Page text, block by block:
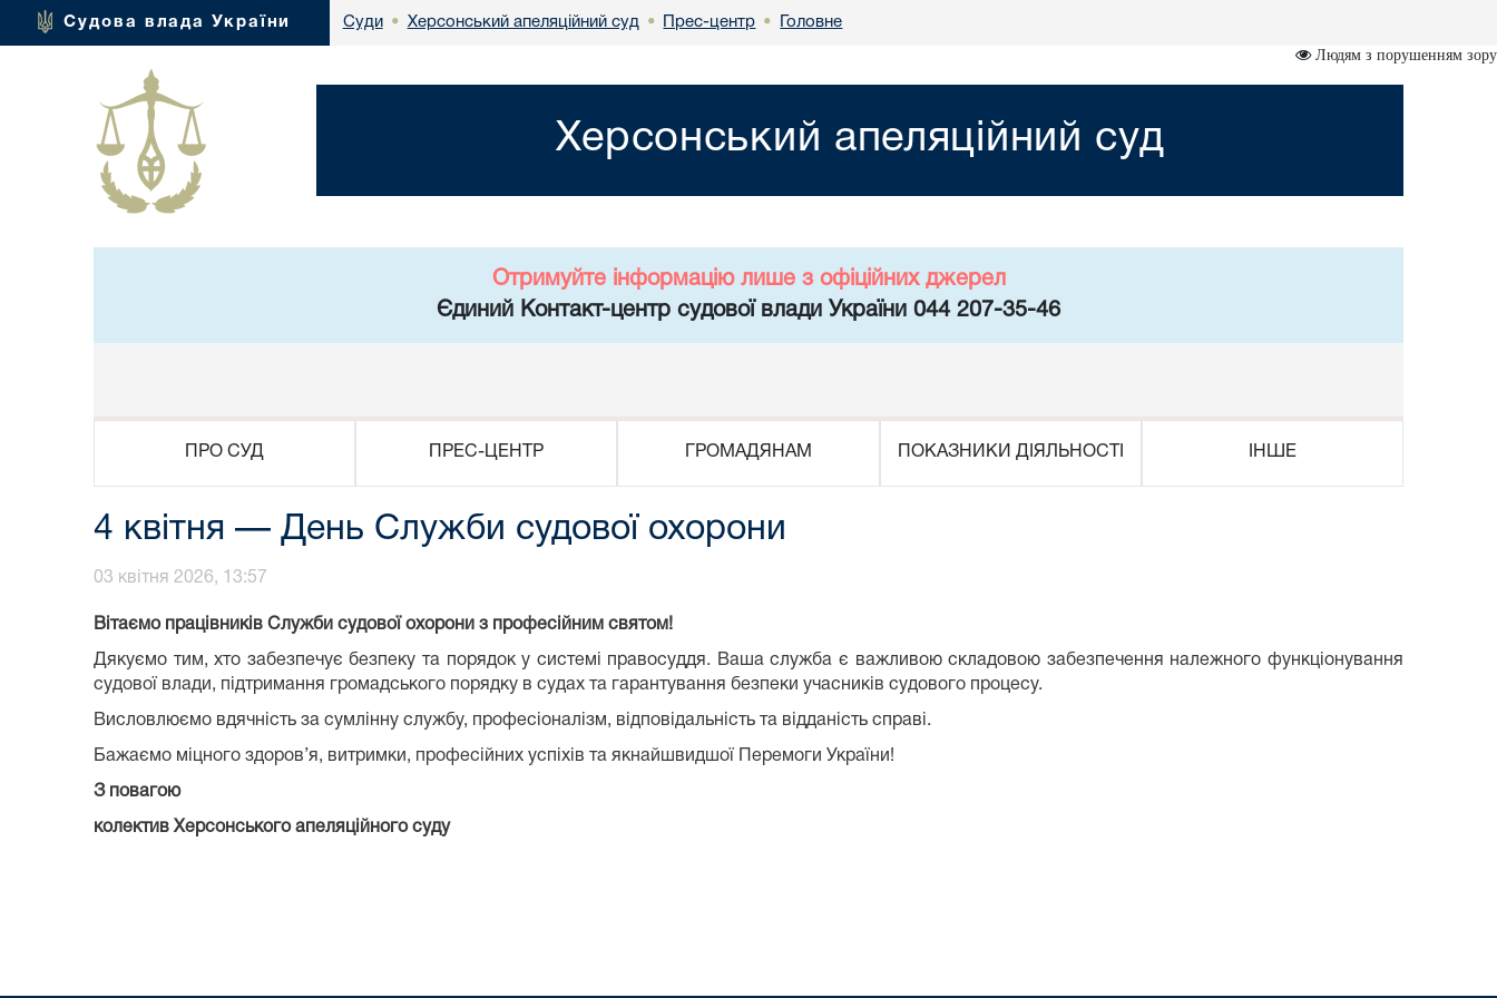
Судова влада України Суди • Херсонський апеляційний суд • Прес-центр • Головне
Людям з порушенням зору
Херсонський апеляційний суд
Отримуйте інформацію лише з офіційних джерел
Єдиний Контакт-центр судової влади України 044 207-35-46
ПРО СУД ПРЕС-ЦЕНТР ГРОМАДЯНАМ ПОКАЗНИКИ ДІЯЛЬНОСТІ ІНШЕ
4 квітня — День Служби судової охорони
03 квітня 2026, 13:57
Вітаємо працівників Служби судової охорони з професійним святом!
Дякуємо тим, хто забезпечує безпеку та порядок у системі правосуддя. Ваша служба є важливою складовою забезпечення належного функціонування
судової влади, підтримання громадського порядку в судах та гарантування безпеки учасників судового процесу.
Висловлюємо вдячність за сумлінну службу, професіоналізм, відповідальність та відданість справі.
Бажаємо міцного здоров’я, витримки, професійних успіхів та якнайшвидшої Перемоги України!
З повагою
колектив Херсонського апеляційного суду